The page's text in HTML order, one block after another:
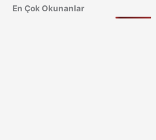
En Çok Okunanlar